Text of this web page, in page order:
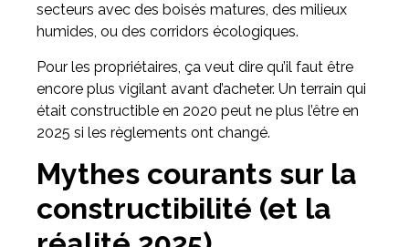
secteurs avec des boisés matures, des milieux
humides, ou des corridors écologiques.
Pour les propriétaires, ça veut dire qu’il faut être
encore plus vigilant avant d’acheter. Un terrain qui
était constructible en 2020 peut ne plus l’être en
2025 si les règlements ont changé.
Mythes courants sur la
constructibilité (et la